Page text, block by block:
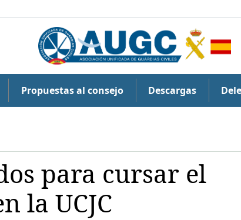
Propuestas al consejo Descargas
para cursar el
la UCJC